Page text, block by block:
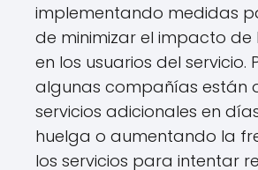
implementando medidas
de minimizar el impacto de
en los usuarios del servicio.
algunas compañías están
servicios adicionales en
huelga o aumentando la
los servicios para intentar